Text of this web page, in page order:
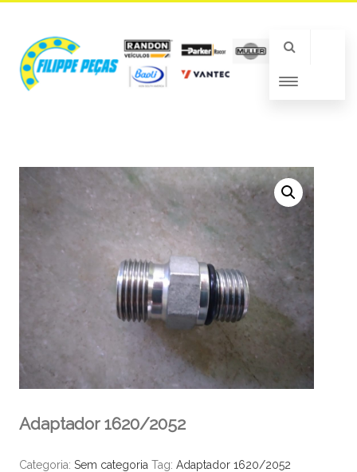
Adaptador 1620/2052
Categoria: Sem categoria Tag: Adaptador 1620/2052